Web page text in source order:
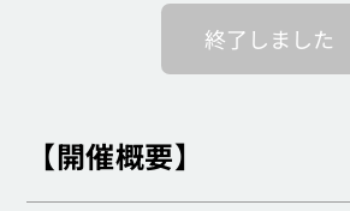
終了しました
【開催概要】